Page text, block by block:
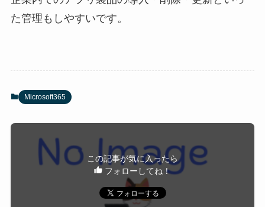
た管理もしやすいです。
Microsoft365
この記事が気に入ったら
フォローしてね！